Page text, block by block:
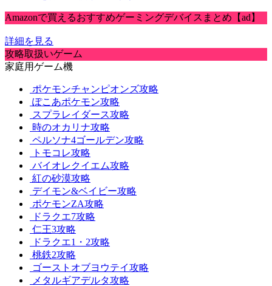
Amazonで買えるおすすめゲーミングデバイスまとめ【ad】
詳細を見る
攻略取扱いゲーム
家庭用ゲーム機
ポケモンチャンピオンズ攻略
ぽこあポケモン攻略
スプラレイダース攻略
時のオカリナ攻略
ペルソナ4ゴールデン攻略
トモコレ攻略
バイオレクイエム攻略
紅の砂漠攻略
デイモン&ベイビー攻略
ポケモンZA攻略
ドラクエ7攻略
仁王3攻略
ドラクエ1・2攻略
桃鉄2攻略
ゴーストオブヨウテイ攻略
メタルギアデルタ攻略